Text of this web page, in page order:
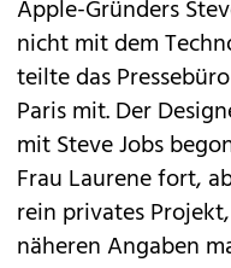
Apple-Gründers
nicht mit dem
teilte das
Paris mit. Der
mit Steve Jobs
Frau Laurene fort,
rein privates
näheren Angaben